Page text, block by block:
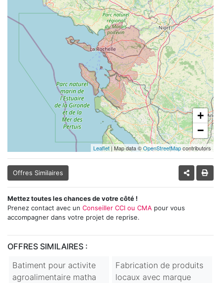
+
−
Leaflet | Map data ©OpenStreetMapcontributors
Offres Similaires
Mettez toutes les chances de votre côté !
Prenez contact avec un Conseiller CCI ou CMA pour vous
accompagner dans votre projet de reprise.
OFFRES SIMILAIRES :
Batiment pour activite
agroalimentaire matha
Fabrication de produits
locaux avec marque